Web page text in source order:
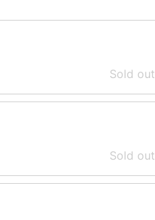
Sold out
Sold out